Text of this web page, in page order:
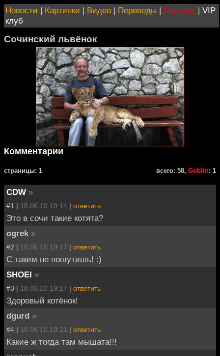
Новости | Картинки | Видео | Переводы | Магазин | VIP
клуб
Сочинский львёнок
Комментарии
cтраницы: 1 всего: 58, Goblin: 1
CDW »
#1 | 18.06.10 19:14 | ответить
Это в сочи такие котята?
ogrek »
#2 | 18.06.10 19:17 | ответить
С таким не пошутишь! :)
SHOEI »
#3 | 18.06.10 19:17 | ответить
Здоровый котёнок!
dgurd »
#4 | 18.06.10 19:21 | ответить
Какие ж тогда там мышата!!!